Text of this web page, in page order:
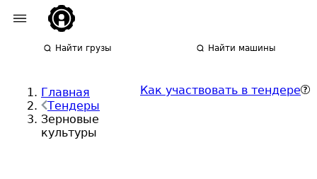
Найти грузы Найти машины
Главная
Тендеры
Зерновые
культуры
Как участвовать в тендере